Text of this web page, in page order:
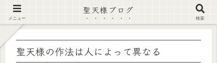
【注意喚起】偽サイト及び偽情報に注意 ▶確認する◀
聖天様の作法は人によって異なる
メニュー
聖天様ブログ
検索